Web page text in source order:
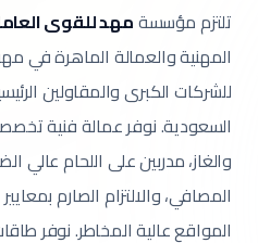
تلتزم مؤسسةمهد للقوى
المهنية والعمالة الماهرة في
للشركات الكبرى والمقاولين
السعودية.نوفر عمالة فنية
والغاز، مدربين على اللحام عالي
المصافي، والالتزام الصارم
المواقع عالية المخاطر.نوفر